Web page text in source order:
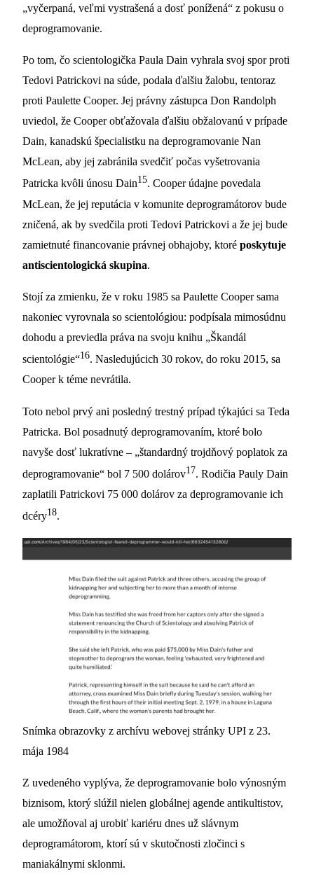
„vyčerpaná, veľmi vystrašená a dosť ponížená“ z pokusu o
deprogramovanie.
Po tom, čo scientologička Paula Dain vyhrala svoj spor proti
Tedovi Patrickovi na súde, podala ďalšiu žalobu, tentoraz
proti Paulette Cooper. Jej právny zástupca Don Randolph
uviedol, že Cooper obťažovala ďalšiu obžalovanú v prípade
Dain, kanadskú špecialistku na deprogramovanie Nan
McLean, aby jej zabránila svedčiť počas vyšetrovania
Patricka kvôli únosu Dain15. Cooper údajne povedala
McLean, že jej reputácia v komunite deprogramátorov bude
zničená, ak by svedčila proti Tedovi Patrickovi a že jej bude
zamietnuté financovanie právnej obhajoby, ktoré poskytuje
antiscientologická skupina.
Stojí za zmienku, že v roku 1985 sa Paulette Cooper sama
nakoniec vyrovnala so scientológiou: podpísala mimosúdnu
dohodu a previedla práva na svoju knihu „Škandál
scientológie“16. Nasledujúcich 30 rokov, do roku 2015, sa
Cooper k téme nevrátila.
Toto nebol prvý ani posledný trestný prípad týkajúci sa Teda
Patricka. Bol posadnutý deprogramovaním, ktoré bolo
navyše dosť lukratívne – „štandardný trojdňový poplatok za
deprogramovanie“ bol 7 500 dolárov17. Rodičia Pauly Dain
zaplatili Patrickovi 75 000 dolárov za deprogramovanie ich
dcéry18.
Snímka obrazovky z archívu webovej stránky UPI z 23.
mája 1984
Z uvedeného vyplýva, že deprogramovanie bolo výnosným
biznisom, ktorý slúžil nielen globálnej agende antikultistov,
ale umožňoval aj urobiť kariéru dnes už slávnym
deprogramátorom, ktorí sú v skutočnosti zločinci s
maniakálnymi sklonmi.